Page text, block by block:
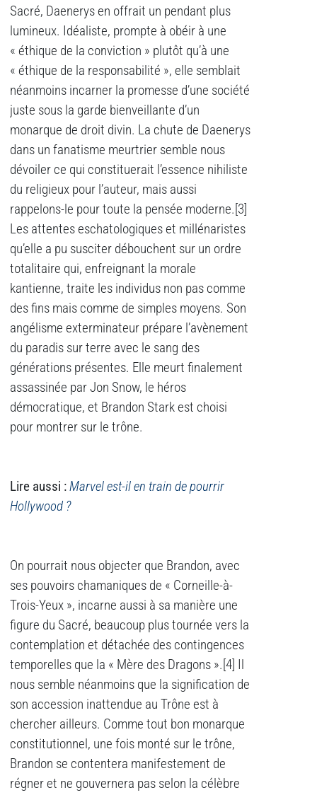
Sacré, Daenerys en offrait un pendant plus
lumineux. Idéaliste, prompte à obéir à une
« éthique de la conviction » plutôt qu’à une
« éthique de la responsabilité », elle semblait
néanmoins incarner la promesse d’une société
juste sous la garde bienveillante d’un
monarque de droit divin. La chute de Daenerys
dans un fanatisme meurtrier semble nous
dévoiler ce qui constituerait l’essence nihiliste
du religieux pour l’auteur, mais aussi
rappelons-le pour toute la pensée moderne.[3]
Les attentes eschatologiques et millénaristes
qu’elle a pu susciter débouchent sur un ordre
totalitaire qui, enfreignant la morale
kantienne, traite les individus non pas comme
des fins mais comme de simples moyens. Son
angélisme exterminateur prépare l’avènement
du paradis sur terre avec le sang des
générations présentes. Elle meurt finalement
assassinée par Jon Snow, le héros
démocratique, et Brandon Stark est choisi
pour montrer sur le trône.
Lire aussi :Marvel est-il en train de pourrir
Hollywood ?
On pourrait nous objecter que Brandon, avec
ses pouvoirs chamaniques de « Corneille-à-
Trois-Yeux », incarne aussi à sa manière une
figure du Sacré, beaucoup plus tournée vers la
contemplation et détachée des contingences
temporelles que la « Mère des Dragons ».[4] Il
nous semble néanmoins que la signification de
son accession inattendue au Trône est à
chercher ailleurs. Comme tout bon monarque
constitutionnel, une fois monté sur le trône,
Brandon se contentera manifestement de
régner et ne gouvernera pas selon la célèbre